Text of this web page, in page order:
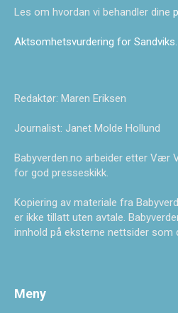
Les om hvordan vi behandler dine
Aktsomhetsvurdering for Sandviks.
Redaktør: Maren Eriksen
Journalist: Janet Molde Hollund
Babyverden.no arbeider etter Vær
for god presseskikk.
Kopiering av materiale fra
er ikke tillatt uten avtale.
innhold på eksterne nettsider som
Meny